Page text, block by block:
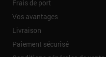
Frais de port
Vos avantages
Livraison
Paiement sécurisé